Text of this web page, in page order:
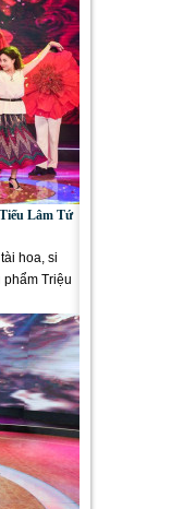
Lâm Tứ
hoa, si
Triệu